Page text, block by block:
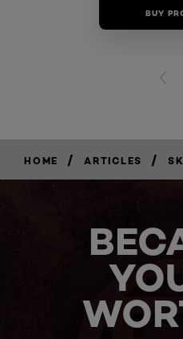
BUY
HOME / ARTICLES /